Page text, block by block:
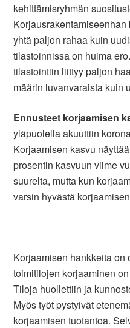
kehittämisryhmän
yhtä paljon rahaa kuin
tilastoinnissa on huima
tilastointiin liittyy paljon
määrin luvanvaraista kuin
Ennusteet korjaamisen
yläpuolella akuuttiin
Korjaamisen kasvu
prosentin kasvuun viime
suurelta, mutta kun
varsin hyvästä
Korjaamisen hankkeita on
toimitilojen korjaaminen
Tiloja huollettiin ja
Myös työt pystyivät
korjaamisen tuotantoa.